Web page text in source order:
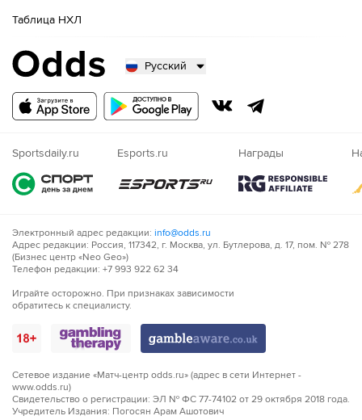
Таблица НХЛ
Русский
Русский
Nigeria
Sportsdaily.ru Esports.ru Награды
Электронный адрес редакции: info@odds.ru
Адрес редакции: Россия, 117342, г. Москва, ул. Бутлерова, д. 17, пом. № 278
(Бизнес центр «Neo Geo»)
Телефон редакции: +7 993 922 62 34
Играйте осторожно. При признаках зависимости
обратитесь к специалисту.
Сетевое издание «Матч-центр odds.ru» (адрес в сети Интернет -
www.odds.ru)
Свидетельство о регистрации: ЭЛ № ФС 77-74102 от 29 октября 2018 года.
Учредитель Издания: Погосян Арам Ашотович